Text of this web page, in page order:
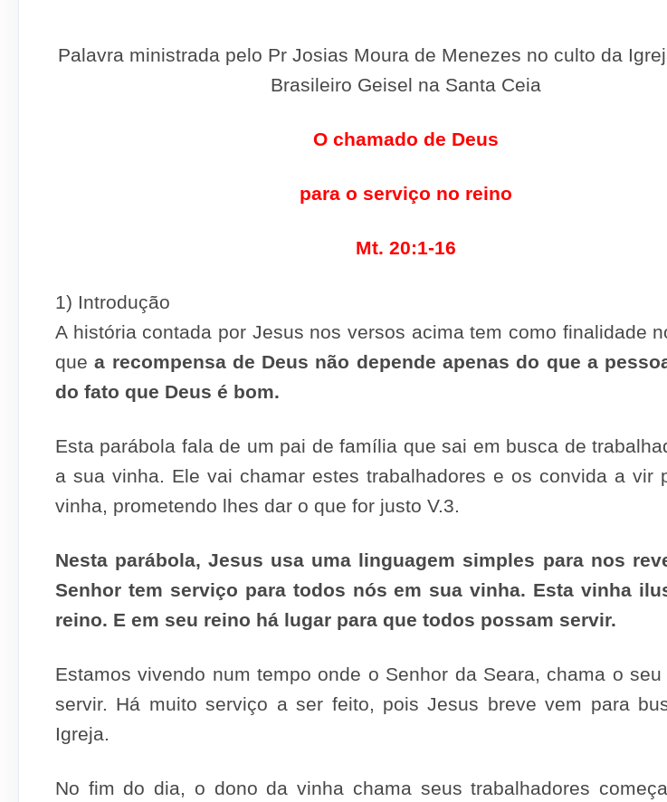
Palavra ministrada pelo Pr Josias Moura de Menezes no culto da
Brasileiro Geisel na Santa Ceia
O chamado de Deus
para o serviço no reino
Mt. 20:1-16
1) Introdução
A história contada por Jesus nos versos acima tem como finalidade
quea recompensa de Deus não depende apenas do que a
do fato que Deus é bom.
Esta parábola fala de um pai de família que sai em busca de
a sua vinha. Ele vai chamar estes trabalhadores e os convida a vir
vinha, prometendo lhes dar o que for justo V.3.
Nesta parábola, Jesus usa uma linguagem simples para nos
Senhor tem serviço para todos nós em sua vinha. Esta vinha
reino. E em seu reino há lugar para que todos possam servir.
Estamos vivendo num tempo onde o Senhor da Seara, chama o
servir. Há muito serviço a ser feito, pois Jesus breve vem para
Igreja.
No fim do dia, o dono da vinha chama seus trabalhadores